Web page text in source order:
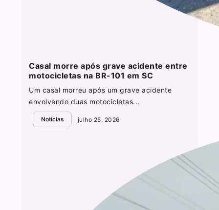
Casal morre após grave acidente entre
motocicletas na BR-101 em SC
Um casal morreu após um grave acidente
envolvendo duas motocicletas...
Notícias julho 25, 2026